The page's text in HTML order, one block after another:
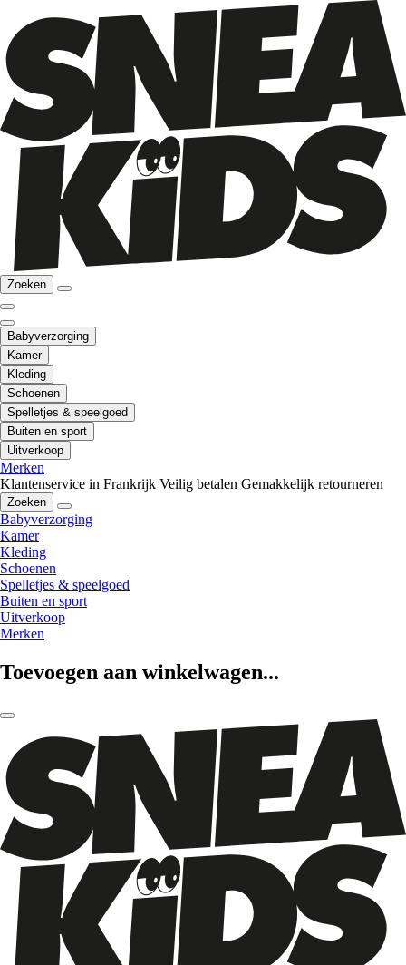
Zoeken
Babyverzorging
Kamer
Kleding
Schoenen
Spelletjes & speelgoed
Buiten en sport
Uitverkoop
Merken
Klantenservice in Frankrijk Veilig betalen Gemakkelijk retourneren
Zoeken
Babyverzorging
Kamer
Kleding
Schoenen
Spelletjes & speelgoed
Buiten en sport
Uitverkoop
Merken
Toevoegen aan winkelwagen...